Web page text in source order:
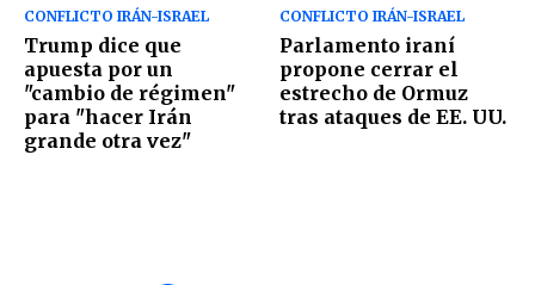
CONFLICTO IRÁN-ISRAEL
Trump dice que
apuesta por un
"cambio de régimen"
para "hacer Irán
grande otra vez"
CONFLICTO IRÁN-ISRAEL
Parlamento iraní
propone cerrar el
estrecho de Ormuz
tras ataques de EE. UU.